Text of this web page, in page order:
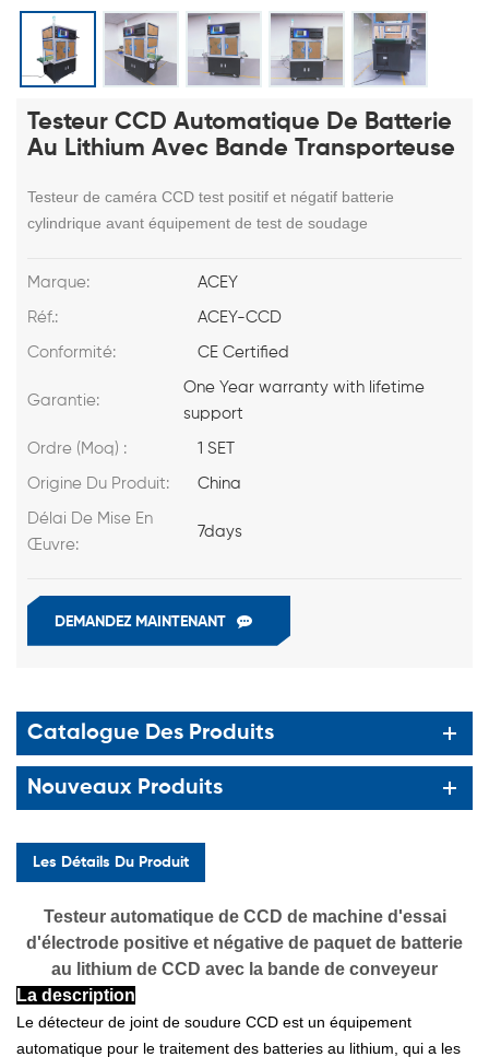
Testeur CCD Automatique De Batterie
Au Lithium Avec Bande Transporteuse
Testeur de caméra CCD test positif et négatif batterie
cylindrique avant équipement de test de soudage
Marque: ACEY
Réf.: ACEY-CCD
Conformité: CE Certified
Garantie:
One Year warranty with lifetime
support
Ordre (Moq) : 1 SET
Origine Du Produit: China
Délai De Mise En
Œuvre:
7days
DEMANDEZ MAINTENANT
Catalogue Des Produits
Nouveaux Produits
Les Détails Du Produit
Testeur automatique de CCD de machine d'essai
d'électrode positive et négative de paquet de batterie
au lithium de CCD avec la bande de conveyeur
La description
Le détecteur de joint de soudure CCD est un équipement
automatique pour le traitement des batteries au lithium, qui a les